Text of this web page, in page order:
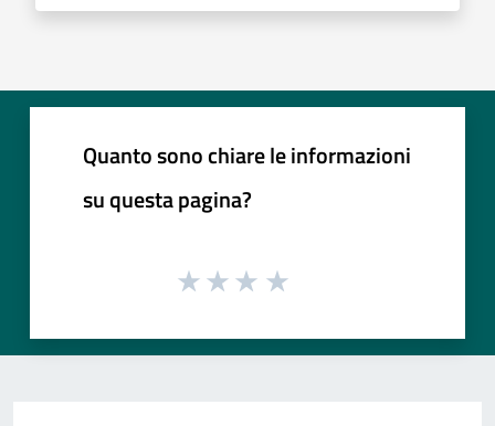
Quanto sono chiare le informazioni
su questa pagina?